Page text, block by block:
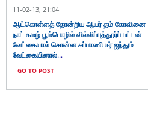
11-02-13, 21:04
ஆட்கொள்ளத் தோன்றிய ஆயர் தம் கோவினை
நாட் கமழ் பூம்பொழில் வில்லிப்புத்தூர்ப் பட்டன்
வேட்கையால் சொன்ன சப்பாணி ஈர் ஐந்தும்
வேட்கையினால்...
GO TO POST